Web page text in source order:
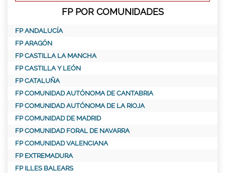
FP POR COMUNIDADES
FP ANDALUCÍA
FP ARAGÓN
FP CASTILLA LA MANCHA
FP CASTILLA Y LEÓN
FP CATALUÑA
FP COMUNIDAD AUTÓNOMA DE CANTABRIA
FP COMUNIDAD AUTÓNOMA DE LA RIOJA
FP COMUNIDAD DE MADRID
FP COMUNIDAD FORAL DE NAVARRA
FP COMUNIDAD VALENCIANA
FP EXTREMADURA
FP ILLES BALEARS